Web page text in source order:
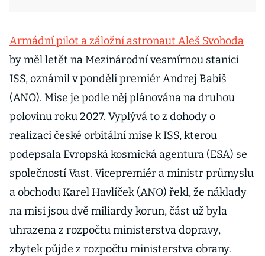
Armádní pilot a záložní astronaut Aleš Svoboda
by měl letět na Mezinárodní vesmírnou stanici
ISS, oznámil v pondělí premiér Andrej Babiš
(ANO). Mise je podle něj plánována na druhou
polovinu roku 2027. Vyplývá to z dohody o
realizaci české orbitální mise k ISS, kterou
podepsala Evropská kosmická agentura (ESA) se
společností Vast. Vicepremiér a ministr průmyslu
a obchodu Karel Havlíček (ANO) řekl, že náklady
na misi jsou dvě miliardy korun, část už byla
uhrazena z rozpočtu ministerstva dopravy,
zbytek půjde z rozpočtu ministerstva obrany.